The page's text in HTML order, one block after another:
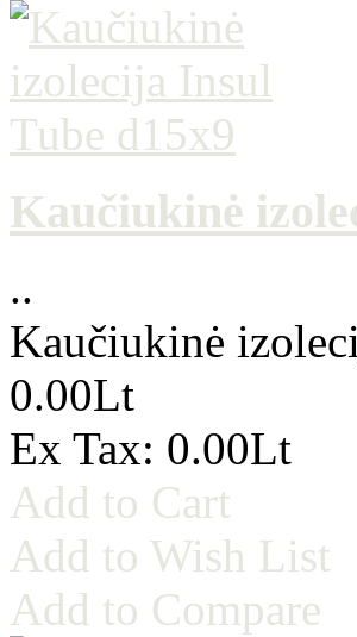
Kaučiukinė
..
Kaučiukinė
0.00Lt
Ex Tax: 0.00Lt
Add to Cart
Add to Wish List
Add to Compare